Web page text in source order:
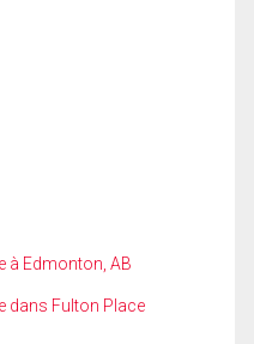
à Edmonton, AB
dans Fulton Place